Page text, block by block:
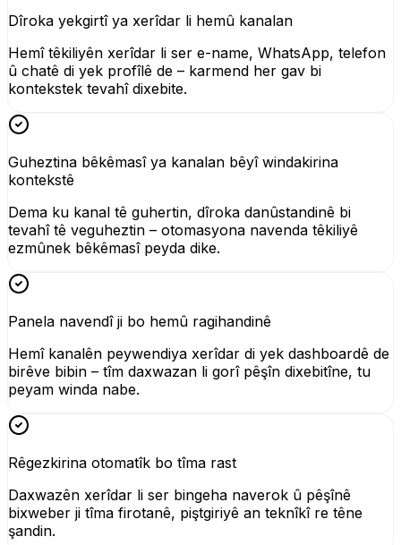
Dîroka yekgirtî ya xerîdar li hemû kanalan
Hemî têkiliyên xerîdar li ser e-name, WhatsApp, telefon
û chatê di yek profîlê de – karmend her gav bi
kontekstek tevahî dixebite.
Guheztina bêkêmasî ya kanalan bêyî windakirina
kontekstê
Dema ku kanal tê guhertin, dîroka danûstandinê bi
tevahî tê veguheztin – otomasyona navenda têkiliyê
ezmûnek bêkêmasî peyda dike.
Panela navendî ji bo hemû ragihandinê
Hemî kanalên peywendiya xerîdar di yek dashboardê de
birêve bibin – tîm daxwazan li gorî pêşîn dixebitîne, tu
peyam winda nabe.
Rêgezkirina otomatîk bo tîma rast
Daxwazên xerîdar li ser bingeha naverok û pêşînê
bixweber ji tîma firotanê, piştgiriyê an teknîkî re têne
şandin.